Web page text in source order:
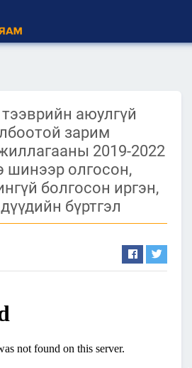
аюулгүй
зарим
2019-2022
шинээр олгосон,
болгосон иргэн,
бүртгэл